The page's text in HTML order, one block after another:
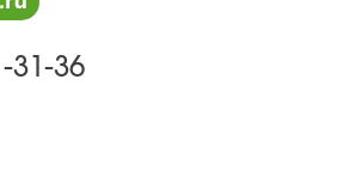
31-36